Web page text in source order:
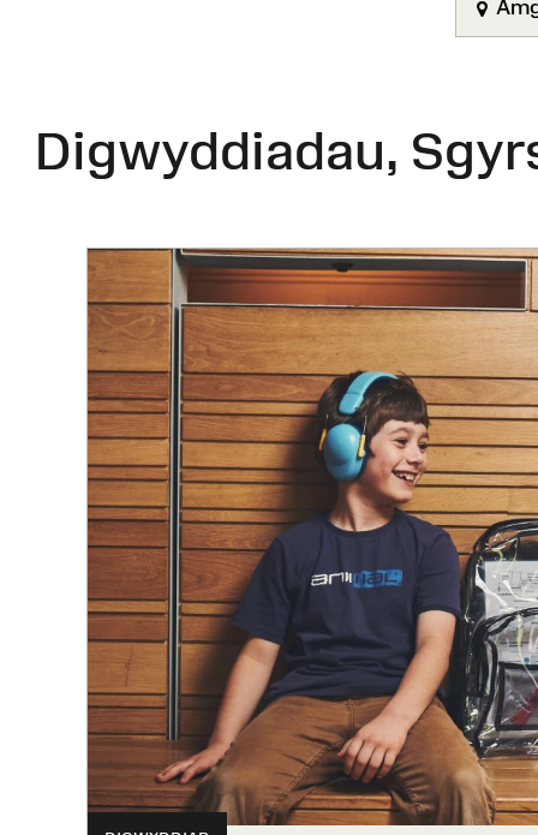
Digwyddiadau,